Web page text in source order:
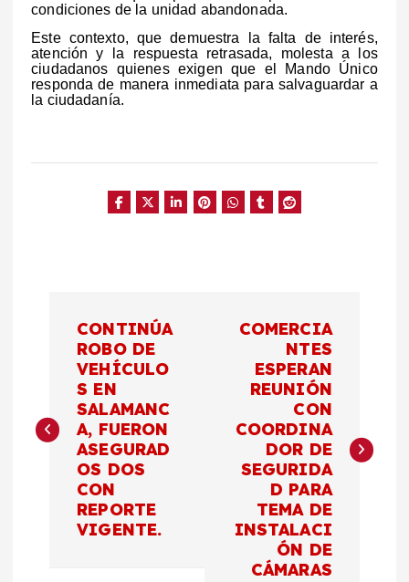
condiciones de la unidad abandonada.
Este contexto, que demuestra la falta de interés,
atención y la respuesta retrasada, molesta a los
ciudadanos quienes exigen que el Mando Único
responda de manera inmediata para salvaguardar a
la ciudadanía.
e
CONTINÚA
ROBO DE
VEHÍCULO
S EN
SALAMANC
A, FUERON
ASEGURAD
OS DOS
CON
REPORTE
VIGENTE.
COMERCIA
NTES
ESPERAN
REUNIÓN
CON
COORDINA
DOR DE
SEGURIDA
D PARA
TEMA DE
INSTALACI
ÓN DE
CÁMARAS